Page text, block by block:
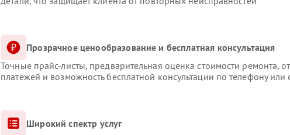
Прозрачное ценообразование и бесплатная консультация
Точные прайс-листы, предварительная оценка стоимости ремонта,
платежей и возможность бесплатной консультации по телефону или
Широкий спектр услуг